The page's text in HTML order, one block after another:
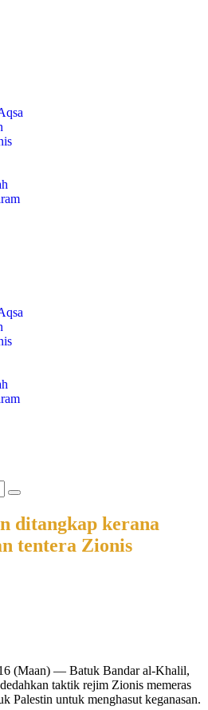
ditangkap kerana
tentera Zionis
(Maan) — Batuk Bandar al-Khalil,
taktik rejim Zionis memeras
Palestin untuk menghasut keganasan.